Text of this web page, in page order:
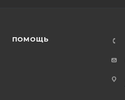
ПОМОЩЬ